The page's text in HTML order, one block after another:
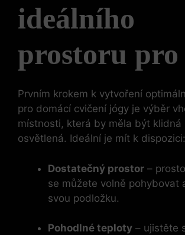
ideálního
prostoru pro
Prvním krokem k vytvoření
pro domácí cvičení jógy je výběr
místnosti, která by měla být klidná
osvětlená. Ideální je mít k dispozici:
Dostatečný prostor –
se můžete volně pohybovat
svou podložku.
Pohodlné teploty – ujistěte